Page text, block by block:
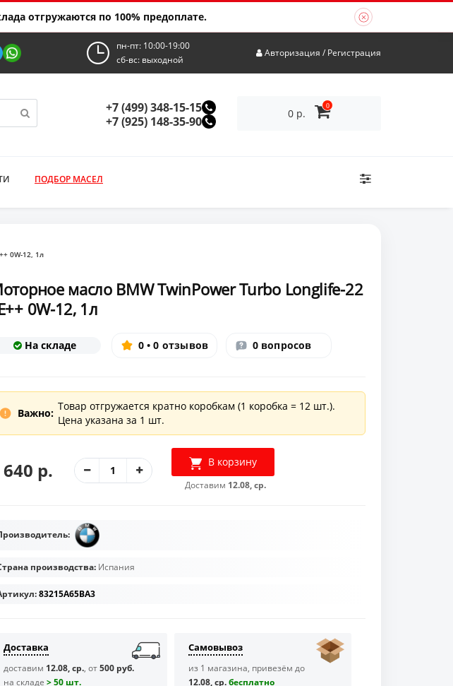
отгружаются по 100% предоплате.
пн-пт: 10:00-19:00
сб-вс: выходной
Авторизация / Регистрация
+7 (499) 348-15-15
+7 (925) 148-35-90
0 р.
0
ПОДБОР МАСЕЛ
0W-12, 1л
масло BMW TwinPower Turbo Longlife-22
0W-12, 1л
На складе 0 • 0 отзывов 0 вопросов
Важно:
Товар отгружается кратно коробкам (1 коробка = 12 шт.).
Цена указана за 1 шт.
640 р. В корзину
Доставим 12.08, ср.
производства: Испания
83215A65BA3
Доставка
доставим 12.08, ср., от500 руб.
на складе > 50 шт.
Самовывоз
из 1 магазина, привезём до
12.08, ср.бесплaтно